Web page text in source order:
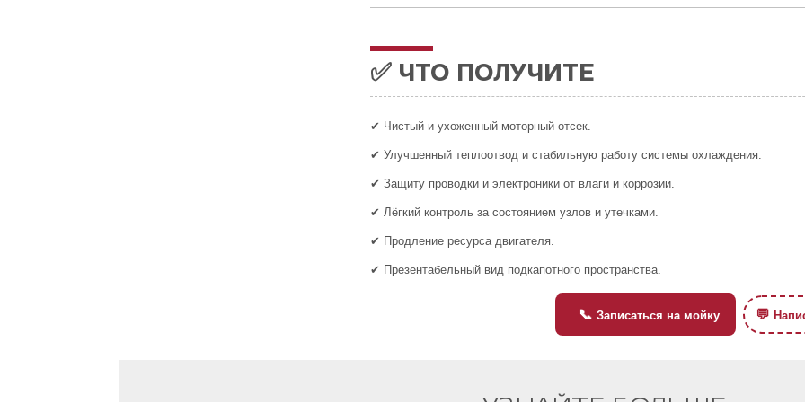
✅ ЧТО ПОЛУЧИТЕ
✔ Чистый и ухоженный моторный отсек.
✔ Улучшенный теплоотвод и стабильную работу системы охлаждения.
✔ Защиту проводки и электроники от влаги и коррозии.
✔ Лёгкий контроль за состоянием узлов и утечками.
✔ Продление ресурса двигателя.
✔ Презентабельный вид подкапотного пространства.
📞 Записаться на мойку 💬